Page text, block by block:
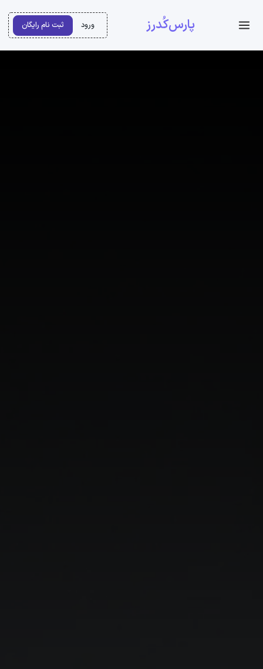
پارس‌کُدرز ورود ثبت نام رایگان